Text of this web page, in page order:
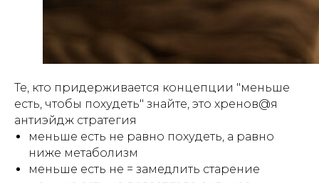
Те, кто придерживается концепции "меньше
есть, чтобы похудеть" знайте, это хренов@я
антиэйдж стратегия
меньше есть не равно похудеть, а равно
ниже метаболизм
меньше есть не = замедлить старение